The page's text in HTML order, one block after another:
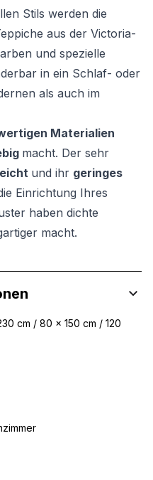
Stils werden die
aus der Victoria-
und spezielle
in ein Schlaf- oder
als auch im
Materialien
macht. Der sehr
und ihr geringes
Einrichtung Ihres
haben dichte
macht.
cm / 80 x 150 cm / 120